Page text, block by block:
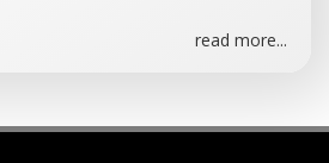
read more...